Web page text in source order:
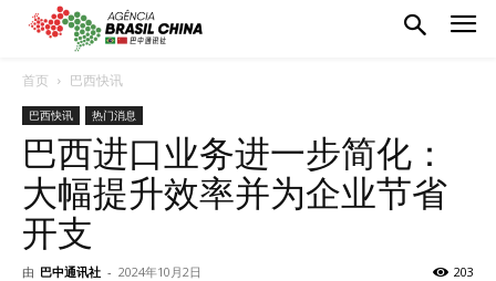
首页 巴西快讯
巴西快讯 热门消息
巴西进口业务进一步简化：
大幅提升效率并为企业节省
开支
由 巴中通讯社 - 2024年10月2日 203